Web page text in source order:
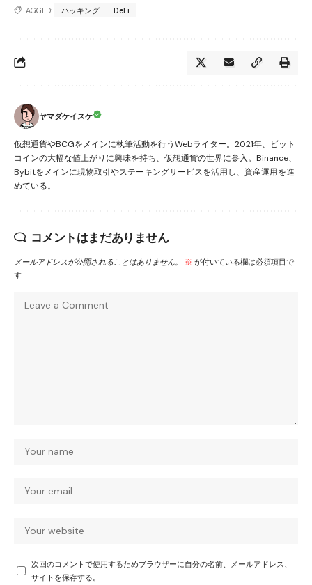
TAGGED: ハッキング DeFi
ヤマダケイスケ
仮想通貨やBCGをメインに執筆活動を行うWebライター。2021年、ビット
コインの大幅な値上がりに興味を持ち、仮想通貨の世界に参入。Binance、
Bybitをメインに現物取引やステーキングサービスを活用し、資産運用を進
めている。
コメントはまだありません
メールアドレスが公開されることはありません。 ※ が付いている欄は必須項目で
す
次回のコメントで使用するためブラウザーに自分の名前、メールアドレス、
サイトを保存する。